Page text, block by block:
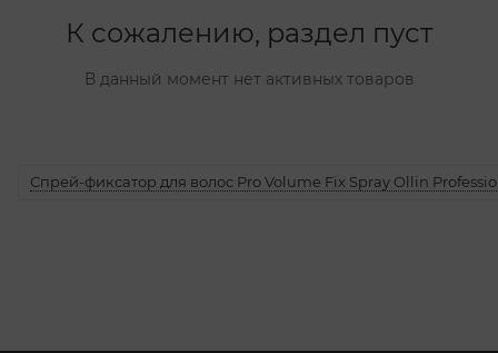
К сожалению, раздел пуст
В данный момент нет активных товаров
Спрей-фиксатор для волос Pro Volume Fix Spray Ollin